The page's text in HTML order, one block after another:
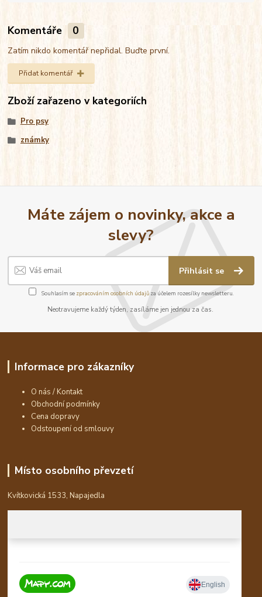
Komentáře 0
Zatím nikdo komentář nepřidal. Buďte první.
Přidat komentář
Zboží zařazeno v kategoriích
Pro psy
známky
Máte zájem o novinky, akce a
slevy?
Přihlásit se
Souhlasím se zpracováním osobních údajůza účelem rozesílky newsletteru.
Neotravujeme každý týden, zasíláme jen jednou za čas.
Informace pro zákazníky
O nás / Kontakt
Obchodní podmínky
Cena dopravy
Odstoupení od smlouvy
Místo osobního převzetí
Kvítkovická 1533, Napajedla